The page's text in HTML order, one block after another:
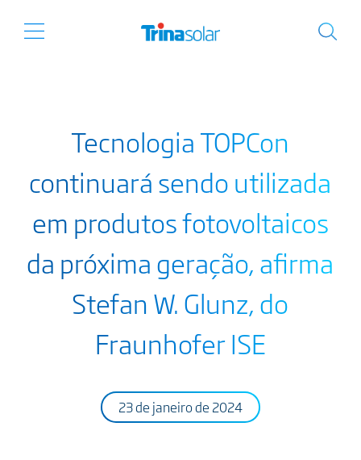
Tecnologia TOPCon
continuará sendo utilizada
em produtos fotovoltaicos
da próxima geração, afirma
Stefan W. Glunz, do
Fraunhofer ISE
23 de janeiro de 2024